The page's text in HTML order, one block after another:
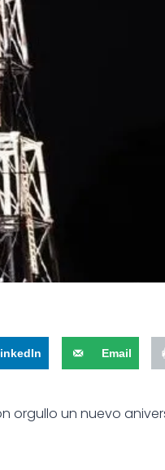
Email
orgullo un nuevo